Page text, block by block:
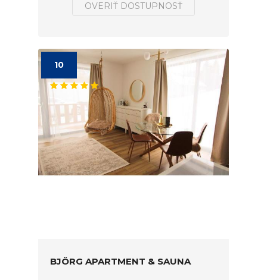
OVERIŤ DOSTUPNOSŤ
10
BJÖRG APARTMENT & SAUNA